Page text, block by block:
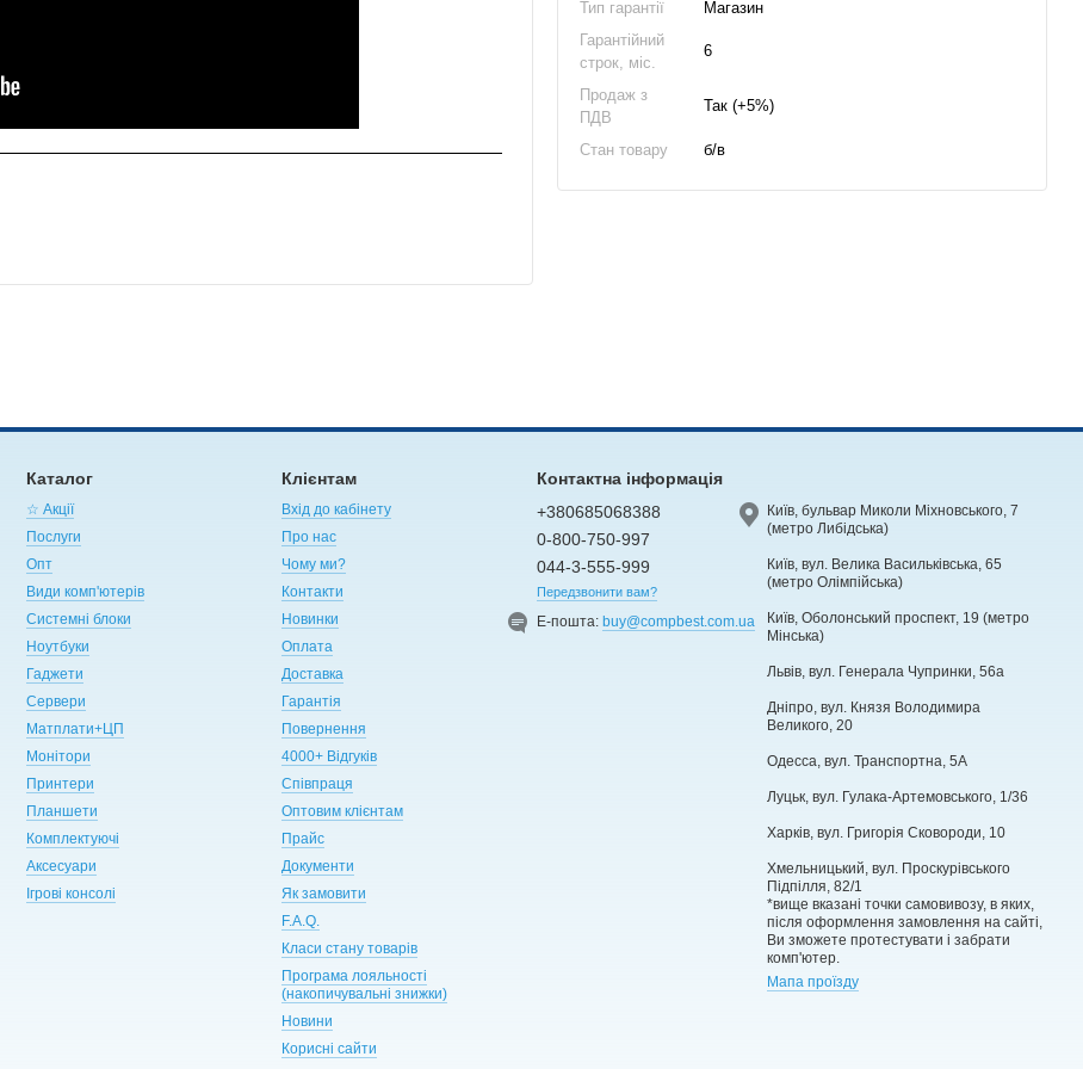
Тип гарантії
Магазин
Гарантійний
строк, міс.
6
Продаж з
ПДВ
Так (+5%)
Стан товару б/в
Каталог
☆ Акції
Послуги
Опт
Види комп'ютерів
Системні блоки
Ноутбуки
Гаджети
Сервери
Матплати+ЦП
Монітори
Принтери
Планшети
Комплектуючі
Аксесуари
Ігрові консолі
Клієнтам
Вхід до кабінету
Про нас
Чому ми?
Контакти
Новинки
Оплата
Доставка
Гарантія
Повернення
4000+ Відгуків
Співпраця
Оптовим клієнтам
Прайс
Документи
Як замовити
F.A.Q.
Класи стану товарів
Програма лояльності
(накопичувальні знижки)
Новини
Корисні сайти
Контактна інформація
+380685068388
0-800-750-997
044-3-555-999
Передзвонити вам?
Е-пошта:buy@compbest.com.ua
Київ, бульвар Миколи Міхновського, 7
(метро Либідська)
Київ, вул. Велика Васильківська, 65
(метро Олімпійська)
Київ, Оболонський проспект, 19 (метро
Мінська)
Львів, вул. Генерала Чупринки, 56а
Дніпро, вул. Князя Володимира
Великого, 20
Одесса, вул. Транспортна, 5А
Луцьк, вул. Гулака-Артемовського, 1/36
Харків, вул. Григорія Сковороди, 10
Хмельницький, вул. Проскурівського
Підпілля, 82/1
*вище вказані точки самовивозу, в яких,
після оформлення замовлення на сайті,
Ви зможете протестувати і забрати
комп'ютер.
Мапа проїзду